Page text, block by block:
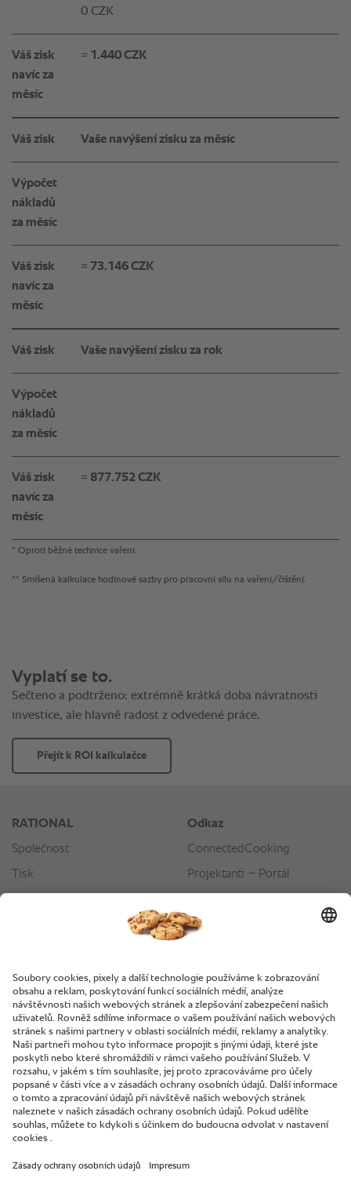
0 CZK
Váš zisk
navíc za
měsíc
= 1.440 CZK
Váš zisk Vaše navýšení zisku za měsíc
Výpočet
nákladů
za měsíc
Váš zisk
navíc za
měsíc
= 73.146 CZK
Váš zisk Vaše navýšení zisku za rok
Výpočet
nákladů
za měsíc
Váš zisk
navíc za
měsíc
= 877.752 CZK
* Oproti běžné technice vaření.
** Smíšená kalkulace hodinové sazby pro pracovní sílu na vaření/čištění.